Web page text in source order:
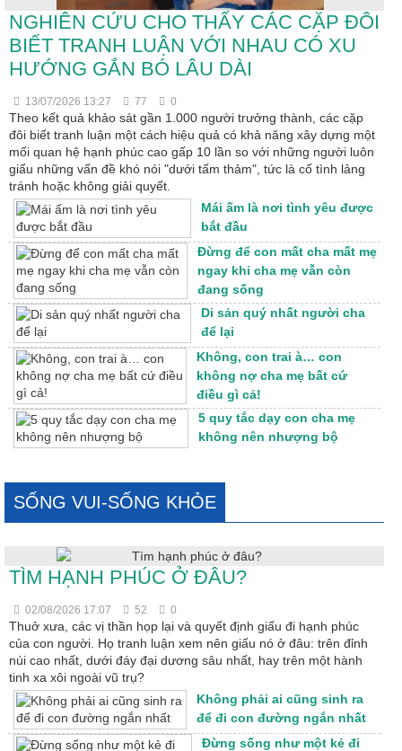
NGHIÊN CỨU CHO THẤY CÁC CẶP ĐÔI
BIẾT TRANH LUẬN VỚI NHAU CÓ XU
HƯỚNG GẮN BÓ LÂU DÀI
13/07/2026 13:27 77 0
Theo kết quả khảo sát gần 1.000 người trưởng thành, các cặp
đôi biết tranh luận một cách hiệu quả có khả năng xây dựng một
mối quan hệ hạnh phúc cao gấp 10 lần so với những người luôn
giấu những vấn đề khó nói "dưới tấm thảm", tức là cố tình lảng
tránh hoặc không giải quyết.
Mái ấm là nơi tình yêu được
bắt đầu
Đừng để con mất cha mất mẹ
ngay khi cha mẹ vẫn còn
đang sống
Di sản quý nhất người cha
để lại
Không, con trai à… con
không nợ cha mẹ bất cứ
điều gì cả!
5 quy tắc dạy con cha mẹ
không nên nhượng bộ
SỐNG VUI-SỐNG KHỎE
TÌM HẠNH PHÚC Ở ĐÂU?
02/08/2026 17:07 52 0
Thuở xưa, các vị thần họp lại và quyết định giấu đi hạnh phúc
của con người. Họ tranh luận xem nên giấu nó ở đâu: trên đỉnh
núi cao nhất, dưới đáy đại dương sâu nhất, hay trên một hành
tinh xa xôi ngoài vũ trụ?
Không phải ai cũng sinh ra
để đi con đường ngắn nhất
Đừng sống như một kẻ đi